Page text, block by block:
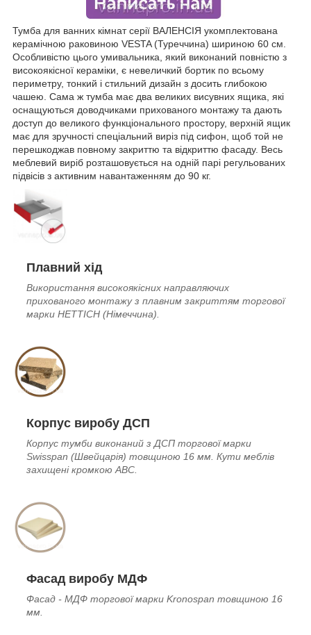
Тумба для ванних кімнат серії ВАЛЕНСІЯ укомплектована
керамічною раковиною VESTA (Туреччина) шириною 60 см.
Особливістю цього умивальника, який виконаний повністю з
високоякісної кераміки, є невеличкий бортик по всьому
периметру, тонкий і стильний дизайн з досить глибокою
чашею. Сама ж тумба має два великих висувних ящика, які
оснащуються доводчиками прихованого монтажу та дають
доступ до великого функціонального простору, верхній ящик
має для зручності спеціальний виріз під сифон, щоб той не
перешкоджав повному закриттю та відкриттю фасаду. Весь
меблевий виріб розташовується на одній парі регульованих
підвісів з активним навантаженням до 90 кг.
Плавний хід
Використання високоякісних направляючих
прихованого монтажу з плавним закриттям торгової
марки HETTICH (Німеччина).
Корпус виробу ДСП
Корпус тумби виконаний з ДСП торгової марки
Swisspan (Швейцарія) товщиною 16 мм. Кути меблів
захищені кромкою ABC.
Фасад виробу МДФ
Фасад - МДФ торгової марки Kronospan товщиною 16
мм.